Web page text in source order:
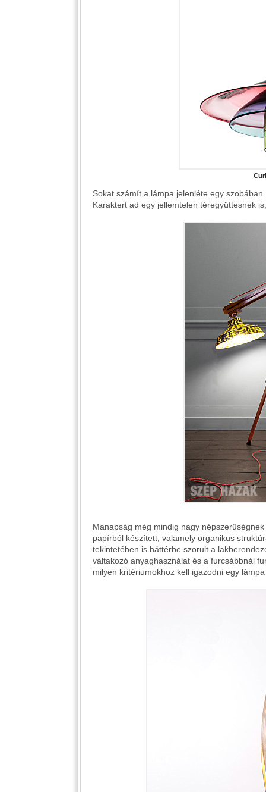
Sokat számít a lámpa jelenléte egy
Karaktert ad egy jellemtelen téregyüttesnek
Manapság még mindig nagy
papírból készített, valamely organikus
tekintetében is háttérbe szorult a
váltakozó anyaghasználat és a furcsábbnál
milyen kritériumokhoz kell igazodni egy